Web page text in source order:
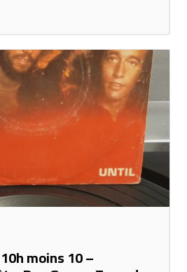
moins 10 –